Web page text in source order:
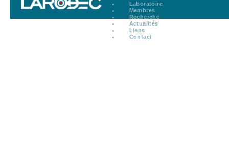
Laboratoire
Membres
Recherche
Actualités
Liens
Contact